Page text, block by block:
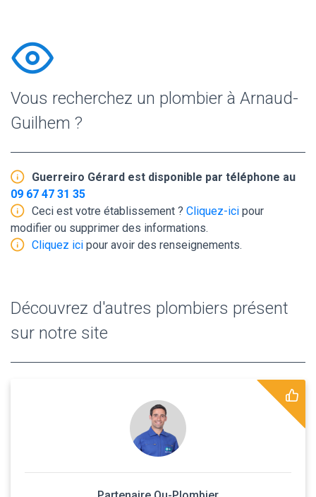
Vous recherchez un plombier à Arnaud-
Guilhem ?
Guerreiro Gérard est disponible par téléphone au
09 67 47 31 35
Ceci est votre établissement ? Cliquez-ici pour
modifier ou supprimer des informations.
Cliquez ici pour avoir des renseignements.
Découvrez d'autres plombiers présent
sur notre site